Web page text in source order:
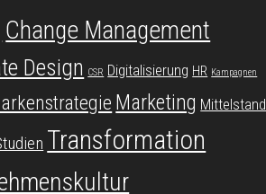
Change Management
Design CSR Digitalisierung HR Kampagnen
Marketing Mittelstand
Transformation